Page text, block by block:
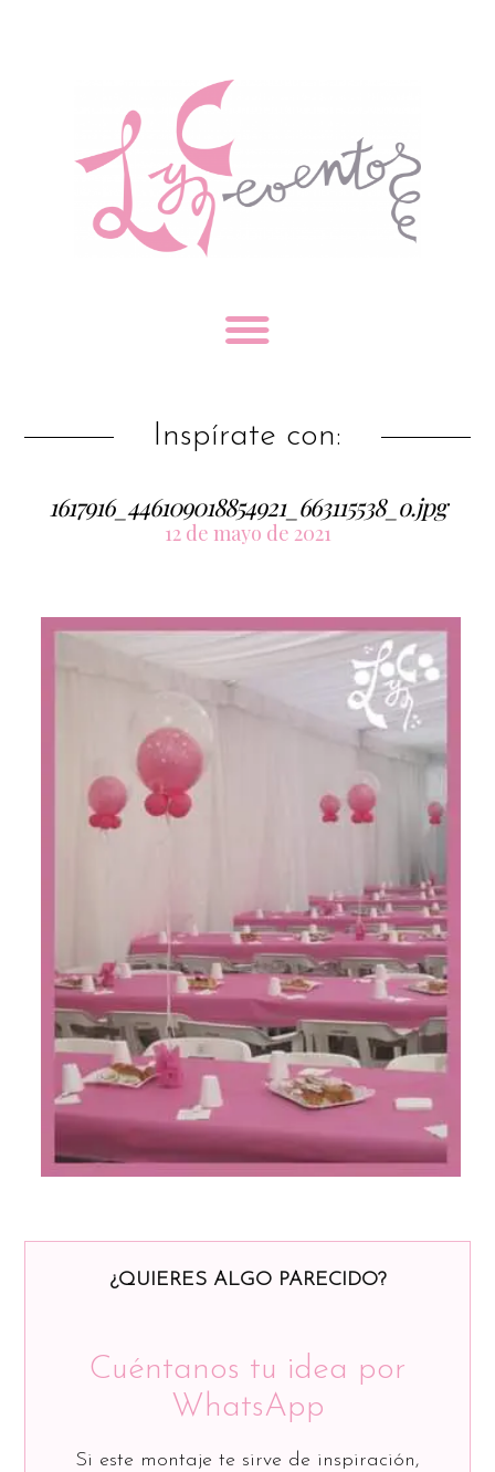
Inspírate con:
1617916_446109018854921_663115538_o.jpg
12 de mayo de 2021
¿QUIERES ALGO PARECIDO?
Cuéntanos tu idea por
WhatsApp
Si este montaje te sirve de inspiración,